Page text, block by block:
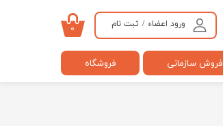
ورود اعضاء / ثبت نام
تغییر گذر واژه
۰
فروش سازمانی فروشگاه